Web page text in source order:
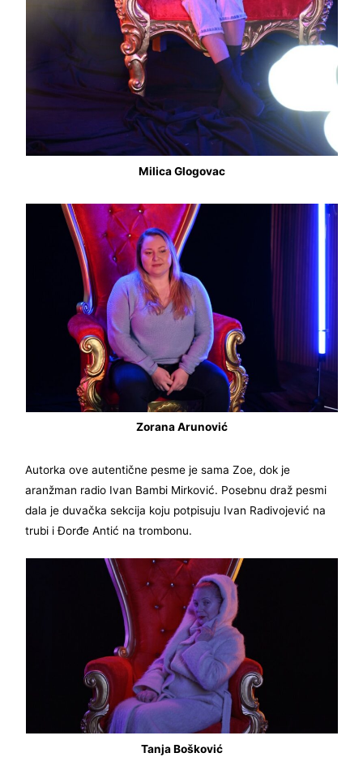
Milica Glogovac
Zorana Arunović
Autorka ove autentične pesme je sama Zoe, dok je
aranžman radio Ivan Bambi Mirković. Posebnu draž pesmi
dala je duvačka sekcija koju potpisuju Ivan Radivojević na
trubi i Đorđe Antić na trombonu.
Tanja Bošković